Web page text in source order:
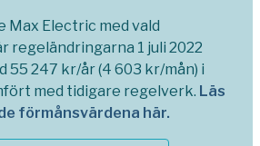
Max Electric med vald
regeländringarna 1 juli 2022
55 247 kr/år (4 603 kr/mån) i
med tidigare regelverk. Läs
förmånsvärdena här.